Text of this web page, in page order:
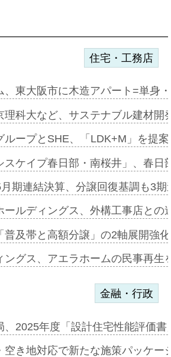
住宅・工務店
、東大阪市に木造アパート=単身
理科大など、サステナブル建材
ループとSHE、「LDK+M」を提
スケイプ春日部・南桜井」、春
期連結決算、分譲回復基調も3
ールディングス、外構工事店と
普及帯と高額分譲」の2軸展開強
ングス、アエラホームの民事再
金融・行政
、2025年度「設計住宅性能評価
空き地対応で新たな施策パッケ